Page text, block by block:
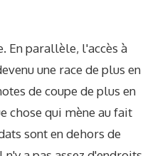
En parallèle, l'accès à
une race de plus en
de coupe de plus en
chose qui mène au fait
sont en dehors de